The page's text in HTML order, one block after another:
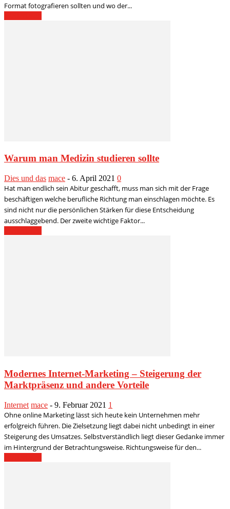
Format fotografieren sollten und wo der...
Warum man Medizin studieren sollte
Dies und das mace - 6. April 2021 0
Hat man endlich sein Abitur geschafft, muss man sich mit der Frage
beschäftigen welche berufliche Richtung man einschlagen möchte. Es
sind nicht nur die persönlichen Stärken für diese Entscheidung
ausschlaggebend. Der zweite wichtige Faktor...
Modernes Internet-Marketing – Steigerung der
Marktpräsenz und andere Vorteile
Internet mace - 9. Februar 2021 1
Ohne online Marketing lässt sich heute kein Unternehmen mehr
erfolgreich führen. Die Zielsetzung liegt dabei nicht unbedingt in einer
Steigerung des Umsatzes. Selbstverständlich liegt dieser Gedanke immer
im Hintergrund der Betrachtungsweise. Richtungsweise für den...